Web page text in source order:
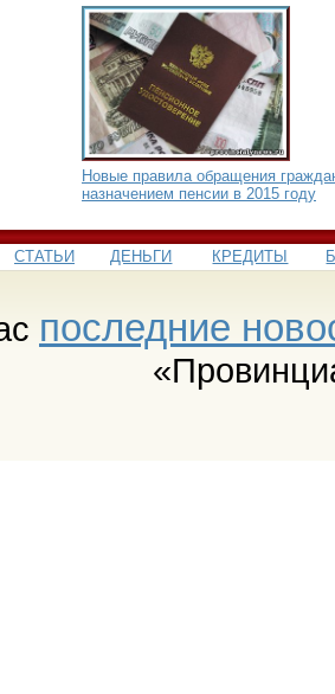
Новые правила обращения
назначением пенсии в 2015 году
СТАТЬИ ДЕНЬГИ КРЕДИТЫ
последние